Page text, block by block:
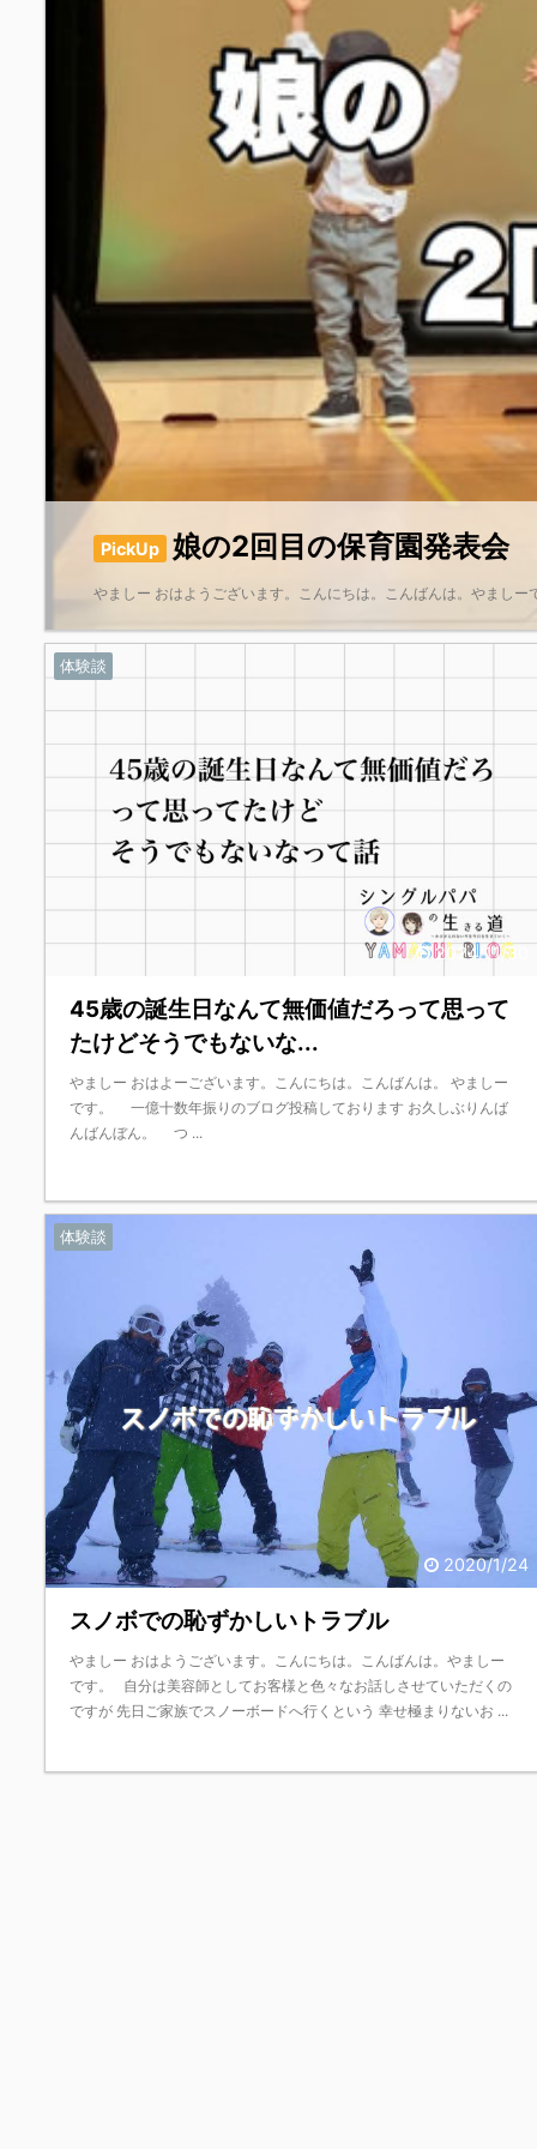
PickUp 娘の2回目の保育園発表会
やましー おはようございます。こんにちは。こんばんは。やまし
2024/11/30
体験談
45歳の誕生日なんて無価値だろって思って
たけどそうでもないな...
やましー おはよーございます。こんにちは。こんばんは。 やましー
です。 一億十数年振りのブログ投稿しております お久しぶりんば
んばんぼん。 つ ...
2020/1/24
体験談
スノボでの恥ずかしいトラブル
やましー おはようございます。こんにちは。こんばんは。やましー
です。 自分は美容師としてお客様と色々なお話しさせていただくの
ですが 先日ご家族でスノーボードへ行くという 幸せ極まりないお ...